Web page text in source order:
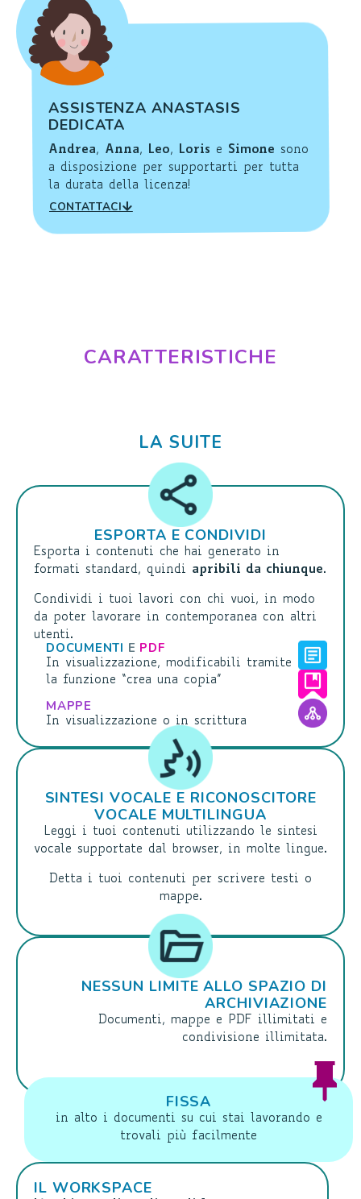
ASSISTENZA ANASTASIS
DEDICATA
Andrea, Anna, Leo, Loris e Simone sono
a disposizione per supportarti per tutta
la durata della licenza!
CONTATTACI
CARATTERISTICHE
LA SUITE
ESPORTA E CONDIVIDI
Esporta i contenuti che hai generato in
formati standard, quindi apribili da chiunque.
Condividi i tuoi lavori con chi vuoi, in modo
da poter lavorare in contemporanea con altri
utenti.
DOCUMENTI E PDF
In visualizzazione, modificabili tramite
la funzione “crea una copia”
MAPPE
In visualizzazione o in scrittura
SINTESI VOCALE E RICONOSCITORE
VOCALE MULTILINGUA
Leggi i tuoi contenuti utilizzando le sintesi
vocale supportate dal browser, in molte lingue.
Detta i tuoi contenuti per scrivere testi o
mappe.
NESSUN LIMITE ALLO SPAZIO DI
ARCHIVIAZIONE
Documenti, mappe e PDF illimitati e
condivisione illimitata.
FISSA
in alto i documenti su cui stai lavorando e
trovali più facilmente
IL WORKSPACE